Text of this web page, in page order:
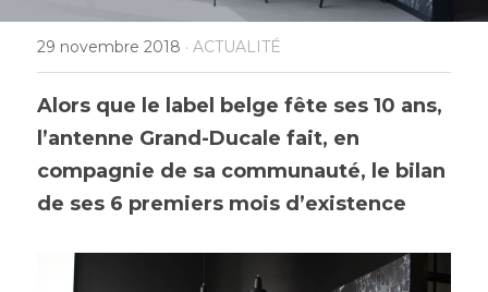
29 novembre 2018 · ACTUALITÉ
Alors que le label belge fête ses 10 ans,
l’antenne Grand-Ducale fait, en
compagnie de sa communauté, le bilan
de ses 6 premiers mois d’existence